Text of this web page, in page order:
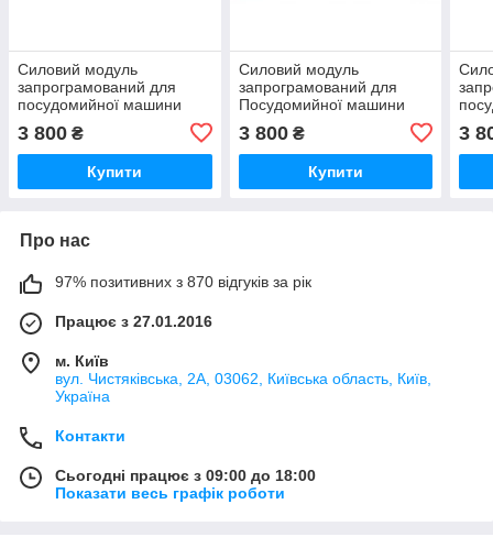
Силовий модуль
запрограмований для
посудомийної машини
3 800 ₴
Купити
Силовий модуль
запрограмований для
Посудомийної машини
3 800₴
Купити
3
Про нас
97% позитивних з 870 відгуків за рік
Працює з 27.01.2016
м. Київ
вул. Чистяківська, 2А, 03062, Київська область, Київ,
Україна
Контакти
Сьогодні працює з 09:00 до 18:00
Показати весь графік роботи